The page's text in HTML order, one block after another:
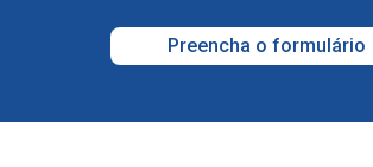
Preencha o formulário